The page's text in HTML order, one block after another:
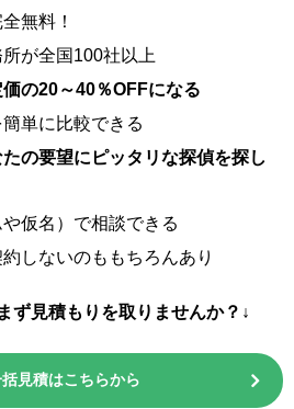
無料！
が全国100社以上
の20～40％OFFになる
単に比較できる
の要望にピッタリな探偵を探し
仮名）で相談できる
しないのももちろんあり
ず見積もりを取りませんか？↓
見積はこちらから